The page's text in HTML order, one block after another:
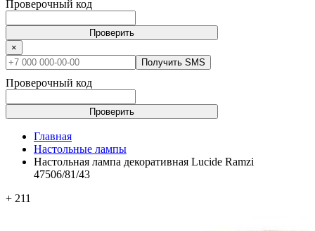
Проверочный код
Проверить
×
Получить SMS
Проверочный код
Проверить
Главная
Настольные лампы
Настольная лампа декоративная Lucide Ramzi
47506/81/43
+ 211